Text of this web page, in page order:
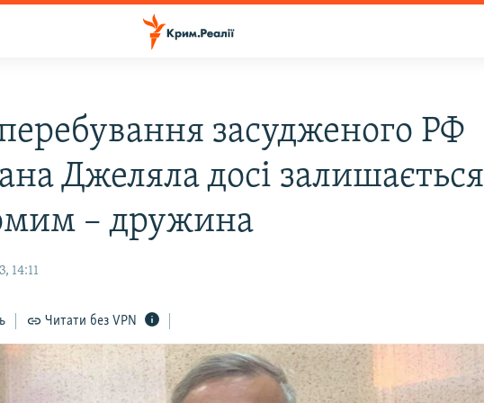
засудженого РФ
Джеляла досі залишається
– дружина
14:11
Читати без VPN